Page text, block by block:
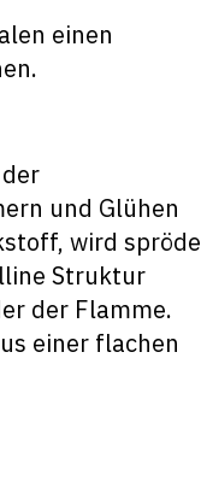
einen
und Glühen
wird spröde
Struktur
der Flamme.
einer flachen